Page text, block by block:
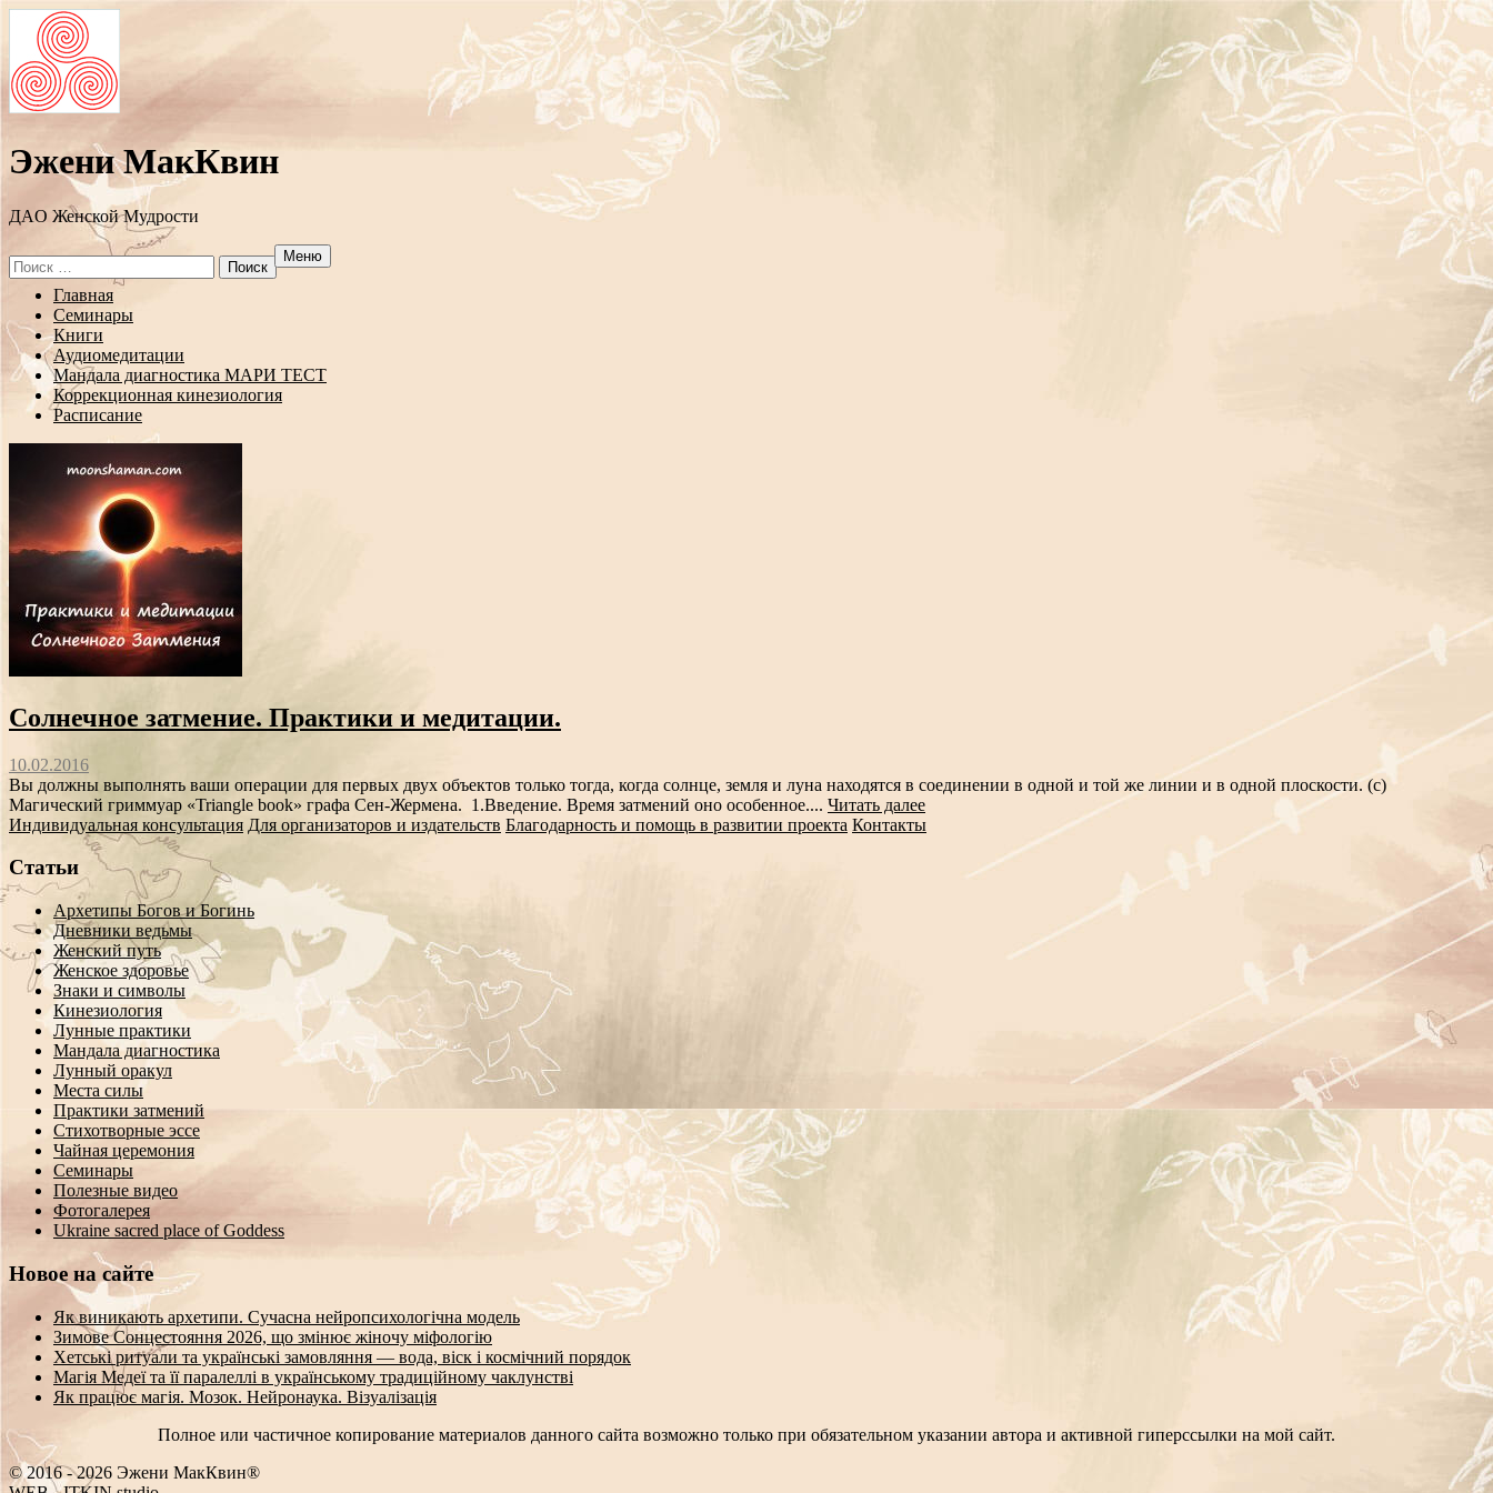
Эжени МакКвин
ДAO Женской Мудрости
Search
for:
Меню
Перейти
содержанию
Главная
Семинары
Книги
Аудиомедитации
Мандала диагностика МАРИ ТЕСТ
Коррекционная кинезиология
Расписание
Солнечное затмение. Практики и медитации.
10.02.2016
Вы должны выполнять ваши операции для первых двух объектов только тогда, когда солнце, земля и луна находятся в соединении в одной и той же линии и в одной плоскости. (с)
Магический гриммуар «Triangle book» графа Сен-Жермена. 1.Введение. Время затмений оно особенное.... Читать далее
Индивидуальная консультация Для организаторов и издательств Благодарность и помощь в развитии проекта Контакты
Статьи
Архетипы Богов и Богинь
Дневники ведьмы
Женский путь
Женское здоровье
Знаки и символы
Кинезиология
Лунные практики
Мандала диагностика
Лунный оракул
Места силы
Практики затмений
Стихотворные эссе
Чайная церемония
Семинары
Полезные видео
Фотогалерея
Ukraine sacred place of Goddess
Новое на сайте
Як виникають архетипи. Сучасна нейропсихологічна модель
Зимове Сонцестояння 2026, що змінює жіночу міфологію
Хетські ритуали та українські замовляння — вода, віск і космічний порядок
Магія Медеї та її паралеллі в українському традиційному чаклунстві
Як працює магія. Мозок. Нейронаука. Візуалізація
Полное или частичное копирование материалов данного сайта возможно только при обязательном указании автора и активной гиперссылки на мой сайт.
© 2016 - 2026 Эжени МакКвин®